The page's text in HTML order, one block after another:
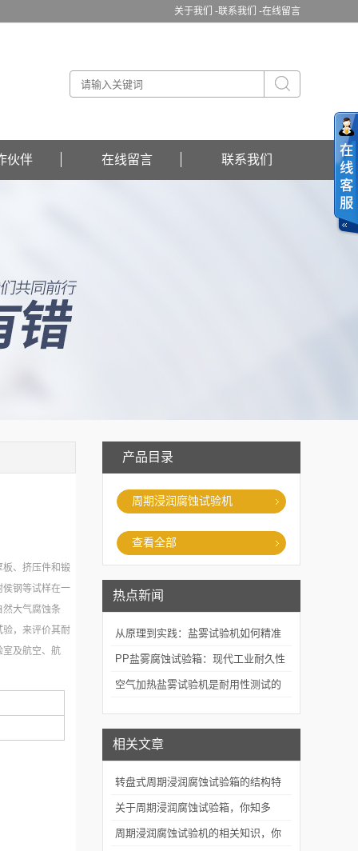
关于我们 -联系我们 -在线留言
伙伴 在线留言 联系我们
产品目录
周期浸润腐蚀试验机
查看全部
热点新闻
从原理到实践：盐雾试验机如何精准
模拟海洋腐蚀环境？
PP盐雾腐蚀试验箱：现代工业耐久性
评价的关键技术装备
空气加热盐雾试验机是耐用性测试的
相关文章
转盘式周期浸润腐蚀试验箱的结构特
征
关于周期浸润腐蚀试验箱，你知多
少？
周期浸润腐蚀试验机的相关知识，你
板、挤压件和锻
侯钢等试样在一
大气腐蚀条
验，来评价其耐
室及航空、航